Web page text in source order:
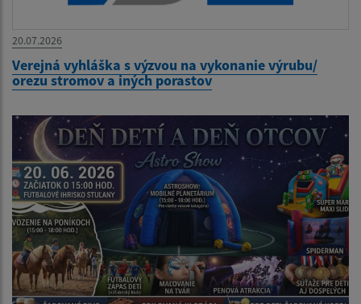
20.07.2026
Verejná vyhláška s výzvou na vykonanie výrubu/
orezu stromov a iných porastov